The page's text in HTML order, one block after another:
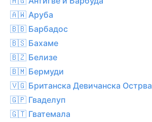
🇦🇼 Аруба
🇧🇧 Барбадос
🇧🇸 Бахаме
🇧🇿 Белизе
🇧🇲 Бермуди
🇻🇬 Британска Девичанска Острва
🇬🇵 Гваделуп
🇬🇹 Гватемала